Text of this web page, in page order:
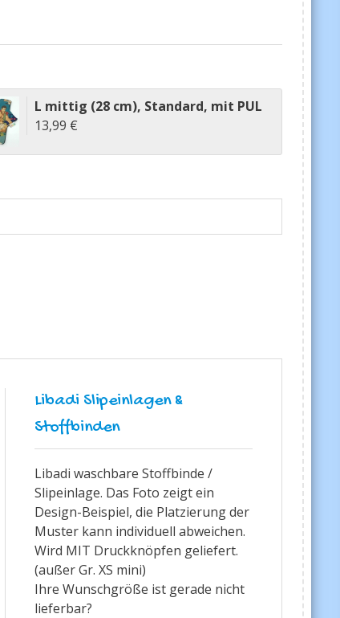
L mittig (28 cm), Standard, mit PUL
13,99 €
Libadi Slipeinlagen &
Stoffbinden
Libadi waschbare Stoffbinde /
Slipeinlage. Das Foto zeigt ein
Design-Beispiel, die Platzierung der
Muster kann individuell abweichen.
Wird MIT Druckknöpfen geliefert.
(außer Gr. XS mini)
Ihre Wunschgröße ist gerade nicht
lieferbar?